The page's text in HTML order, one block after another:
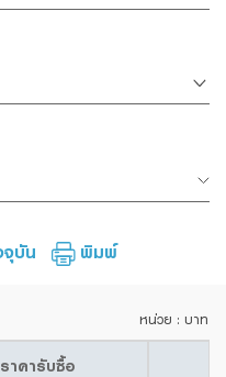
ฮ้าส์
จุบัน พิมพ์
หน่วย : บาท
ราคารับซื้อ